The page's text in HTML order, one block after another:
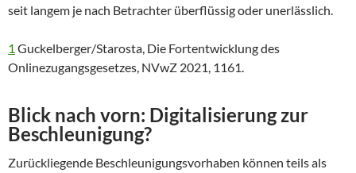
seit langem je nach Betrachter überflüssig oder unerlässlich.
1 Guckelberger/Starosta, Die Fortentwicklung des
Onlinezugangsgesetzes, NVwZ 2021, 1161.
Blick nach vorn: Digitalisierung zur
Beschleunigung?
Zurückliegende Beschleunigungsvorhaben können teils als